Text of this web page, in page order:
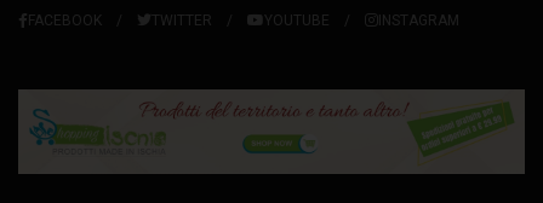
FACEBOOK TWITTER YOUTUBE INSTAGRAM